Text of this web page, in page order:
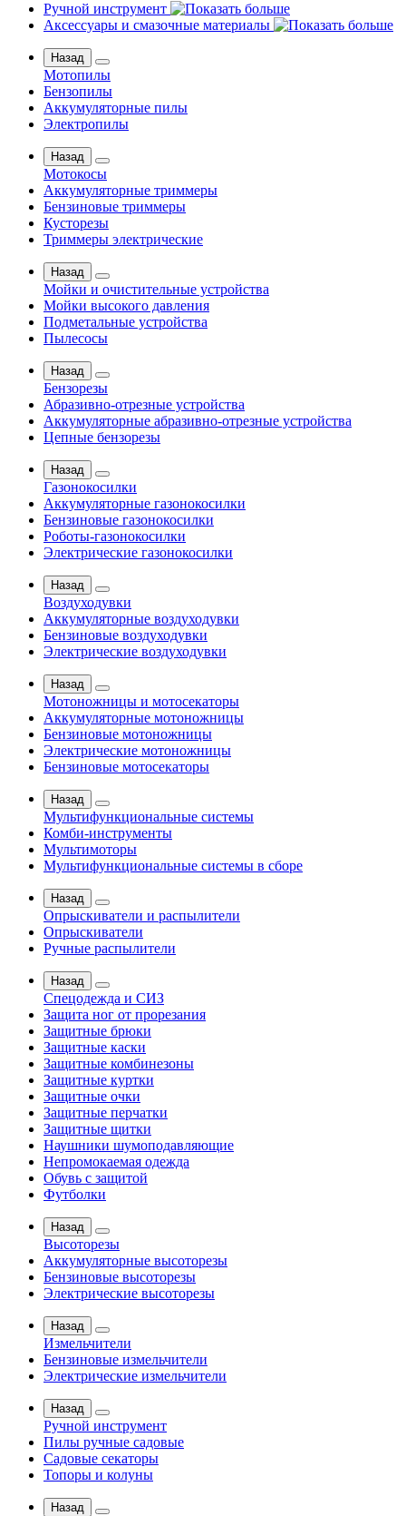
Ручной инструмент
Аксессуары и смазочные материалы
Назад
Мотопилы
Бензопилы
Аккумуляторные пилы
Электропилы
Назад
Мотокосы
Аккумуляторные триммеры
Бензиновые триммеры
Кусторезы
Триммеры электрические
Назад
Мойки и очистительные устройства
Мойки высокого давления
Подметальные устройства
Пылесосы
Назад
Бензорезы
Абразивно-отрезные устройства
Аккумуляторные абразивно-отрезные устройства
Цепные бензорезы
Назад
Газонокосилки
Аккумуляторные газонокосилки
Бензиновые газонокосилки
Роботы-газонокосилки
Электрические газонокосилки
Назад
Воздуходувки
Аккумуляторные воздуходувки
Бензиновые воздуходувки
Электрические воздуходувки
Назад
Мотоножницы и мотосекаторы
Аккумуляторные мотоножницы
Бензиновые мотоножницы
Электрические мотоножницы
Бензиновые мотосекаторы
Назад
Мультифункциональные системы
Комби-инструменты
Мультимоторы
Мультифункциональные системы в сборе
Назад
Опрыскиватели и распылители
Опрыскиватели
Ручные распылители
Назад
Спецодежда и СИЗ
Защита ног от прорезания
Защитные брюки
Защитные каски
Защитные комбинезоны
Защитные куртки
Защитные очки
Защитные перчатки
Защитные щитки
Наушники шумоподавляющие
Непромокаемая одежда
Обувь с защитой
Футболки
Назад
Высоторезы
Аккумуляторные высоторезы
Бензиновые высоторезы
Электрические высоторезы
Назад
Измельчители
Бензиновые измельчители
Электрические измельчители
Назад
Ручной инструмент
Пилы ручные садовые
Садовые секаторы
Топоры и колуны
Назад